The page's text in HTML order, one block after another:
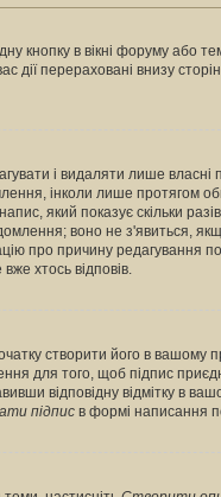
кнопку в вікні форуму або
дії перераховані внизу
і видаляти лише власні
інколи лише протягом
який показує скільки
воно не з'явиться,
про причину редагування
хтось відповів.
створити його в вашому
для того, щоб підпис
відповідну відмітку в
підпис в формі написання